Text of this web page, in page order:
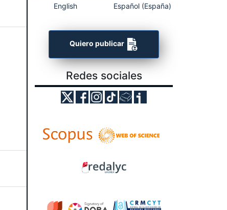
English Español (España)
Quiero publicar
Redes sociales